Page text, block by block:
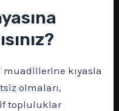
muadillerine kıyasla
olmaları,
topluluklar